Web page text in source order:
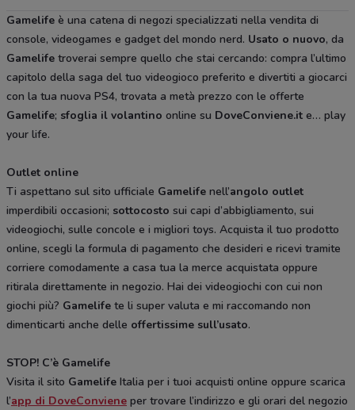
Gamelife è una catena di negozi specializzati nella vendita di
console, videogames e gadget del mondo nerd. Usato o nuovo, da
Gamelife troverai sempre quello che stai cercando: compra l’ultimo
capitolo della saga del tuo videogioco preferito e divertiti a giocarci
con la tua nuova PS4, trovata a metà prezzo con le offerte
Gamelife; sfoglia il volantino online su DoveConviene.it e… play
your life.
Outlet online
Ti aspettano sul sito ufficiale Gamelife nell’angolo outlet
imperdibili occasioni; sottocosto sui capi d’abbigliamento, sui
videogiochi, sulle concole e i migliori toys. Acquista il tuo prodotto
online, scegli la formula di pagamento che desideri e ricevi tramite
corriere comodamente a casa tua la merce acquistata oppure
ritirala direttamente in negozio. Hai dei videogiochi con cui non
giochi più? Gamelife te li super valuta e mi raccomando non
dimenticarti anche delle offertissime sull’usato.
STOP! C’è Gamelife
Visita il sito Gamelife Italia per i tuoi acquisti online oppure scarica
l’app di DoveConviene per trovare l’indirizzo e gli orari del negozio